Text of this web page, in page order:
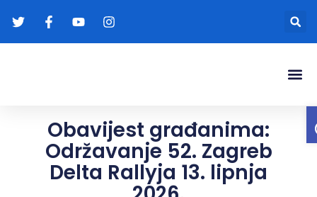
Obavijest građanima:
Održavanje 52. Zagreb
Delta Rallyja 13. lipnja